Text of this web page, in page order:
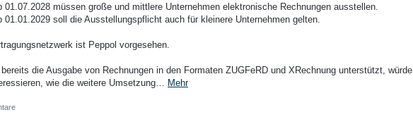
01.07.2028 müssen große und mittlere Unternehmen elektronische Rechnungen ausstellen.
01.01.2029 soll die Ausstellungspflicht auch für kleinere Unternehmen gelten.
ist Peppol vorgesehen.
die Ausgabe von Rechnungen in den Formaten ZUGFeRD und XRechnung unterstützt, würde
wie die weitere Umsetzung… Mehr